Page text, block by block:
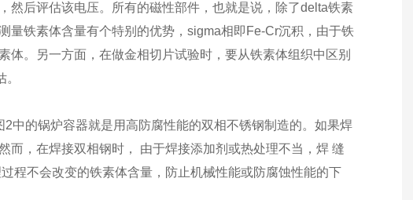
然后评估该电压。所有的磁性部件，也就是说，除了delta铁素
量铁素体含量有个特别的优势，sigma相即Fe-Cr沉积，由于铁
。另一方面，在做金相切片试验时，要从铁素体组织中区别
中的锅炉容器就是用高防腐性能的双相不锈钢制造的。如果焊
而，在焊接双相钢时， 由于焊接添加剂或热处理不当，焊 缝
程不会改变的铁素体含量，防止机械性能或防腐蚀性能的下